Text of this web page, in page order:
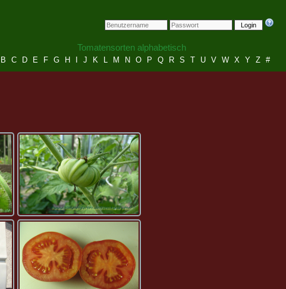
Login
Tomatensorten alphabetisch
B C D E F G H J K L M N O P Q R S T U V W X Y Z #